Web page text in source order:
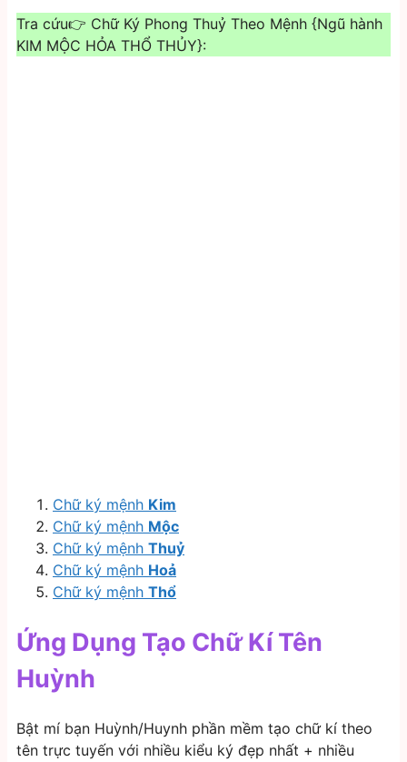
Tra cứu👉 Chữ Ký Phong Thuỷ Theo Mệnh {Ngũ hành
KIM MỘC HỎA THỔ THỦY}:
Chữ ký mệnh Kim
Chữ ký mệnh Mộc
Chữ ký mệnh Thuỷ
Chữ ký mệnh Hoả
Chữ ký mệnh Thổ
Ứng Dụng Tạo Chữ Kí Tên
Huỳnh
Bật mí bạn Huỳnh/Huynh phần mềm tạo chữ kí theo
tên trực tuyến với nhiều kiểu ký đẹp nhất + nhiều